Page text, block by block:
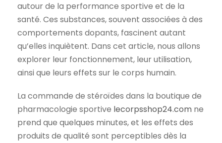
autour de la performance sportive et de la
santé. Ces substances, souvent associées à des
comportements dopants, fascinent autant
qu’elles inquiètent. Dans cet article, nous allons
explorer leur fonctionnement, leur utilisation,
ainsi que leurs effets sur le corps humain.
La commande de stéroïdes dans la boutique de
pharmacologie sportive lecorpsshop24.com ne
prend que quelques minutes, et les effets des
produits de qualité sont perceptibles dès la